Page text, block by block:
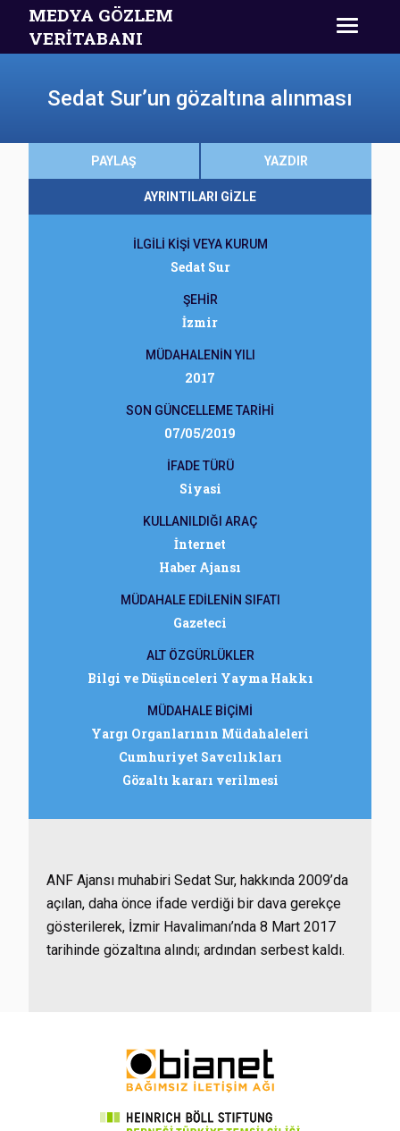
MEDYA GÖZLEM
VERİTABANI
Sedat Sur’un gözaltına alınması
PAYLAŞ YAZDIR
AYRINTILARI GİZLE
İLGİLİ KİŞİ VEYA KURUM
Sedat Sur
ŞEHİR
İzmir
MÜDAHALENİN YILI
2017
SON GÜNCELLEME TARİHİ
07/05/2019
İFADE TÜRÜ
Siyasi
KULLANILDIĞI ARAÇ
İnternet
Haber Ajansı
MÜDAHALE EDİLENİN SIFATI
Gazeteci
ALT ÖZGÜRLÜKLER
Bilgi ve Düşünceleri Yayma Hakkı
MÜDAHALE BİÇİMİ
Yargı Organlarının Müdahaleleri
Cumhuriyet Savcılıkları
Gözaltı kararı verilmesi
ANF Ajansı muhabiri Sedat Sur, hakkında 2009’da
açılan, daha önce ifade verdiği bir dava gerekçe
gösterilerek, İzmir Havalimanı’nda 8 Mart 2017
tarihinde gözaltına alındı; ardından serbest kaldı.